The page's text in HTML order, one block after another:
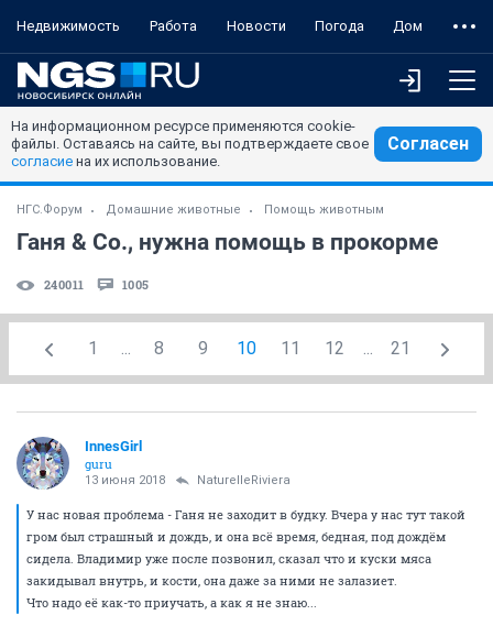
Недвижимость Работа Новости Погода Дом
На информационном ресурсе применяются cookie-
файлы. Оставаясь на сайте, вы подтверждаете свое
согласие на их использование.
Согласен
НГС.Форум Домашние животные Помощь животным
Ганя & Co., нужна помощь в прокорме
240011 1005
1 ... 8 9 10 11 12 ... 21
InnesGirl
guru
13 июня 2018 NaturelleRiviera
У нас новая проблема - Ганя не заходит в будку. Вчера у нас тут такой
гром был страшный и дождь, и она всё время, бедная, под дождём
сидела. Владимир уже после позвонил, сказал что и куски мяса
закидывал внутрь, и кости, она даже за ними не залазиет.
Что надо её как-то приучать, а как я не знаю...